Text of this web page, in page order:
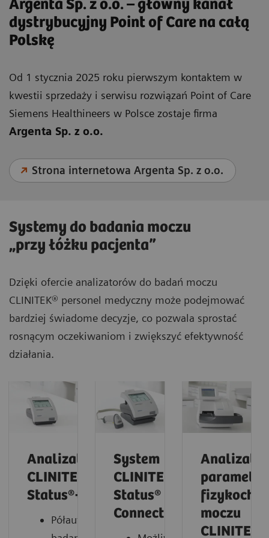
Argenta Sp. z o.o. – główny kanał
dystrybucyjny Point of Care na całą
Polskę
Od 1 stycznia 2025 roku pierwszym kontaktem w
kwestii sprzedaży i serwisu rozwiązań Point of Care
Siemens Healthineers w Polsce zostaje firma
Argenta Sp. z o.o.
Strona internetowa Argenta Sp. z o.o.
Systemy do badania moczu
„przy łóżku pacjenta”
Dzięki ofercie analizatorów do badań moczu
CLINITEK® personel medyczny może podejmować
bardziej świadome decyzje, co pozwala sprostać
rosnącym oczekiwaniom i zwiększyć efektywność
działania.
Analizator
CLINITEK
Status®+
Półautomatyczne
System
CLINITEK
Status®
Connect
Analizator
moczu
CLINITEK